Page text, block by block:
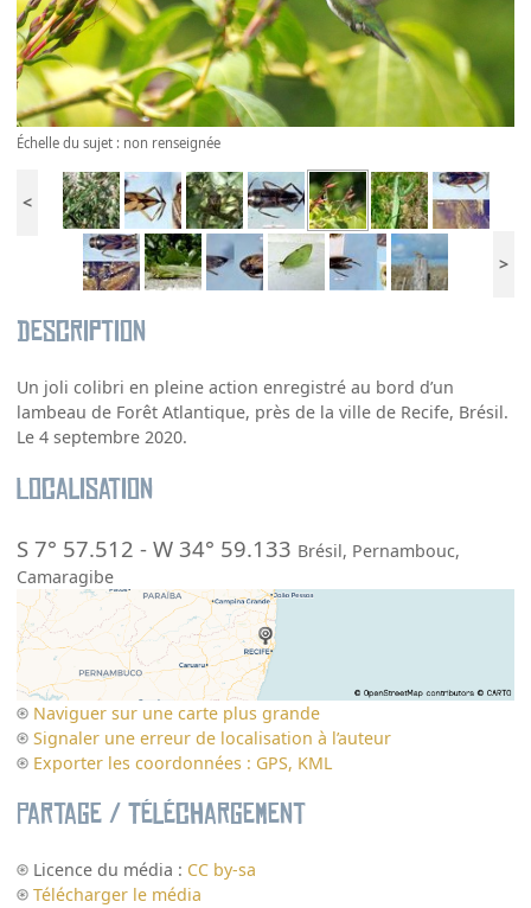
Échelle du sujet : non renseignée
<
>
Description
Un joli colibri en pleine action enregistré au bord d’un
lambeau de Forêt Atlantique, près de la ville de Recife, Brésil.
Le 4 septembre 2020.
Localisation
S 7° 57.512 -W 34° 59.133 Brésil, Pernambouc,
Camaragibe
Naviguer sur une carte plus grande
Signaler une erreur de localisation à l’auteur
Exporter les coordonnées : GPS, KML
Partage / Téléchargement
Licence du média : CC by-sa
Télécharger le média